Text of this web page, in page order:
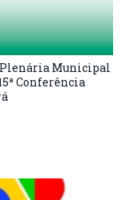
Plenária Municipal
Conferência